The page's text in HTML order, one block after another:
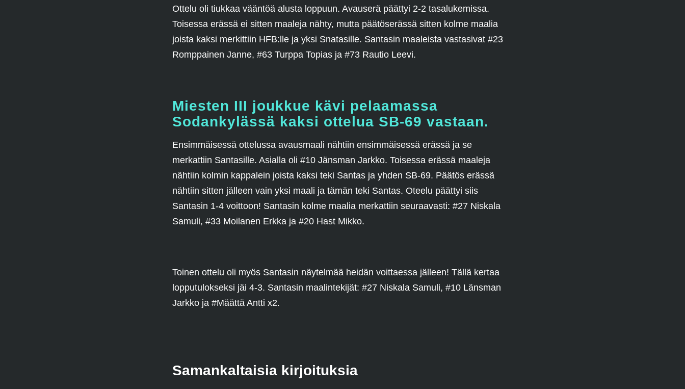
Ottelu oli tiukkaa vääntöä alusta loppuun. Avauserä päättyi 2-2 tasalukemissa.
Toisessa erässä ei sitten maaleja nähty, mutta päätöserässä sitten kolme maalia
joista kaksi merkittiin HFB:lle ja yksi Snatasille. Santasin maaleista vastasivat #23
Romppainen Janne, #63 Turppa Topias ja #73 Rautio Leevi.
Miesten III joukkue kävi pelaamassa
Sodankylässä kaksi ottelua SB-69 vastaan.
Ensimmäisessä ottelussa avausmaali nähtiin ensimmäisessä erässä ja se
merkattiin Santasille. Asialla oli #10 Jänsman Jarkko. Toisessa erässä maaleja
nähtiin kolmin kappalein joista kaksi teki Santas ja yhden SB-69. Päätös erässä
nähtiin sitten jälleen vain yksi maali ja tämän teki Santas. Oteelu päättyi siis
Santasin 1-4 voittoon! Santasin kolme maalia merkattiin seuraavasti: #27 Niskala
Samuli, #33 Moilanen Erkka ja #20 Hast Mikko.
Toinen ottelu oli myös Santasin näytelmää heidän voittaessa jälleen! Tällä kertaa
lopputulokseksi jäi 4-3. Santasin maalintekijät: #27 Niskala Samuli, #10 Länsman
Jarkko ja #Määttä Antti x2.
Samankaltaisia kirjoituksia